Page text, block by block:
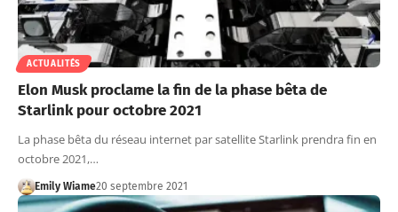
ACTUALITÉS
Elon Musk proclame la fin de la phase bêta de
Starlink pour octobre 2021
La phase bêta du réseau internet par satellite Starlink prendra fin en
octobre 2021,…
Emily Wiame20 septembre 2021